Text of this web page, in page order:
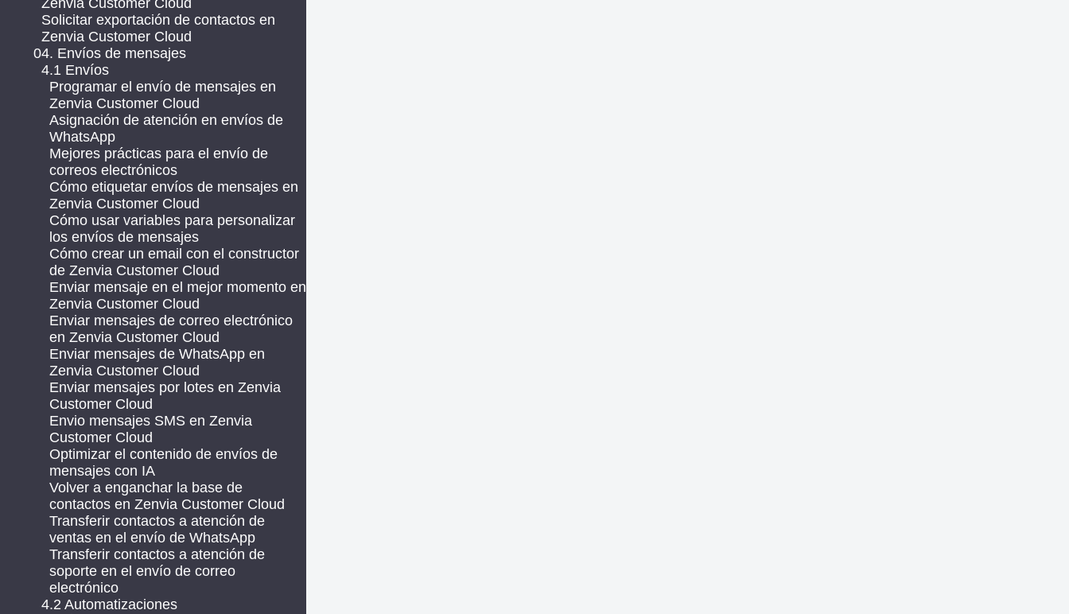
Zenvia Customer Cloud
Solicitar exportación de contactos en
Zenvia Customer Cloud
04. Envíos de mensajes
4.1 Envíos
Programar el envío de mensajes en
Zenvia Customer Cloud
Asignación de atención en envíos de
WhatsApp
Mejores prácticas para el envío de
correos electrónicos
Cómo etiquetar envíos de mensajes en
Zenvia Customer Cloud
Cómo usar variables para personalizar
los envíos de mensajes
Cómo crear un email con el constructor
de Zenvia Customer Cloud
Enviar mensaje en el mejor momento en
Zenvia Customer Cloud
Enviar mensajes de correo electrónico
en Zenvia Customer Cloud
Enviar mensajes de WhatsApp en
Zenvia Customer Cloud
Enviar mensajes por lotes en Zenvia
Customer Cloud
Envio mensajes SMS en Zenvia
Customer Cloud
Optimizar el contenido de envíos de
mensajes con IA
Volver a enganchar la base de
contactos en Zenvia Customer Cloud
Transferir contactos a atención de
ventas en el envío de WhatsApp
Transferir contactos a atención de
soporte en el envío de correo
electrónico
4.2 Automatizaciones